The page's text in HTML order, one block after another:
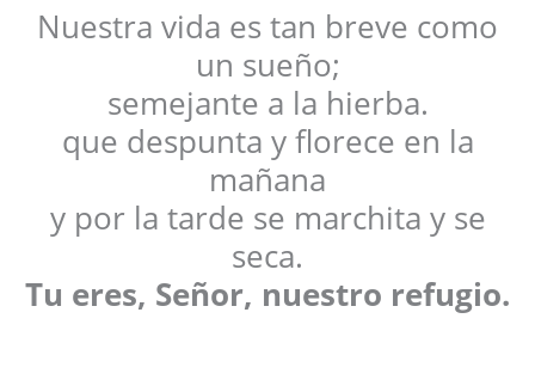
Nuestra vida es tan breve como
un sueño;
semejante a la hierba.
que despunta y florece en la
mañana
y por la tarde se marchita y se
seca.
Tu eres, Señor, nuestro refugio.